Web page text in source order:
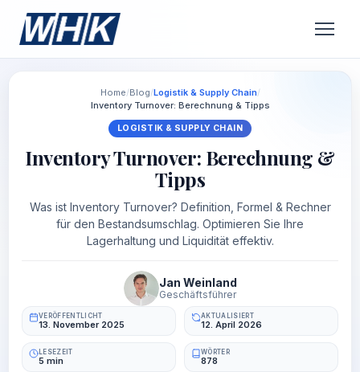
Home/Blog/Logistik & Supply Chain/
Inventory Turnover: Berechnung & Tipps
LOGISTIK & SUPPLY CHAIN
Inventory Turnover: Berechnung &
Tipps
Was ist Inventory Turnover? Definition, Formel & Rechner
für den Bestandsumschlag. Optimieren Sie Ihre
Lagerhaltung und Liquidität effektiv.
Jan Weinland
Geschäftsführer
VERÖFFENTLICHT
13. November 2025
AKTUALISIERT
12. April 2026
LESEZEIT
5 min
WÖRTER
878